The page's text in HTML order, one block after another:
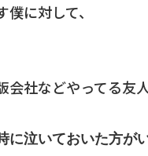
に対して、
会社などやってる友
に泣いておいた方が